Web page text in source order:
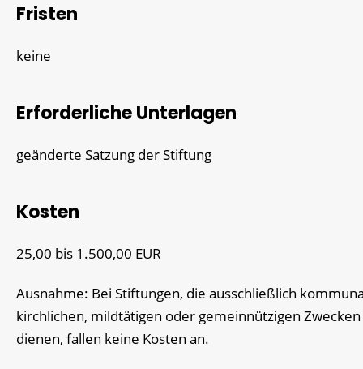
Fristen
keine
Erforderliche Unterlagen
geänderte Satzung der Stiftung
Kosten
25,00 bis 1.500,00 EUR
Ausnahme: Bei Stiftungen, die ausschließlich
kirchlichen, mildtätigen oder gemeinnützigen Zwecken
dienen, fallen keine Kosten an.